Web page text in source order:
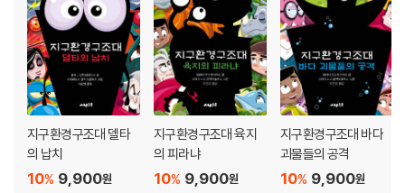
지구환경구조대 델타
의 납치
9,900원
10%
지구환경구조대 육지
의 피라냐
9,900원
10%
지구환경구조대 바다
괴물들의 공격
9,900원
10%